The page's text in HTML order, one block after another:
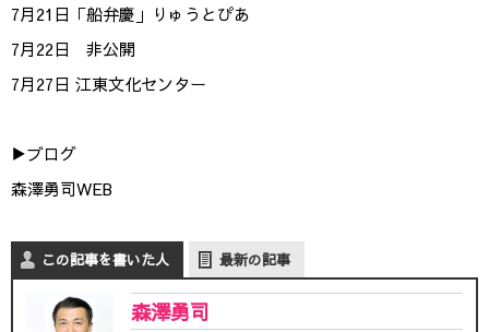
7月21日「船弁慶」りゅうとぴあ
7月22日 非公開
7月27日 江東文化センター
▶︎ブログ
森澤勇司WEB
この記事を書いた人 最新の記事
森澤勇司